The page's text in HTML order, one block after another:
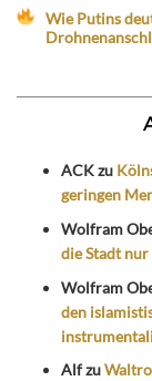
Wie Putins
ACKzu
geringen
Wolfram
die Stadt
Wolfram
den
Alfzu